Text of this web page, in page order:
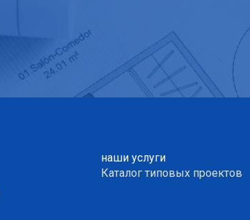
наши услуги
Каталог типовых проектов